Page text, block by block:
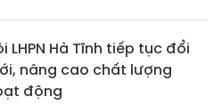
LHPN Hà Tĩnh tiếp tục đổi
nâng cao chất lượng
động